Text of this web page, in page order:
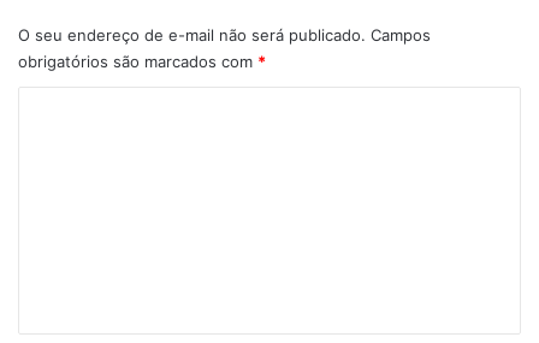
O seu endereço de e-mail não será publicado. Campos
obrigatórios são marcados com *